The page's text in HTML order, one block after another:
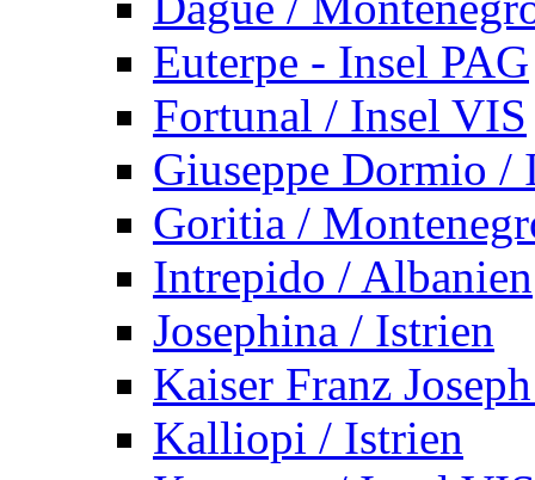
Euterpe - Insel PAG
Fortunal / Insel VIS
Giuseppe Dormio /
Goritia /
Intrepido / Albanien
Josephina / Istrien
Kaiser Franz
Kalliopi / Istrien